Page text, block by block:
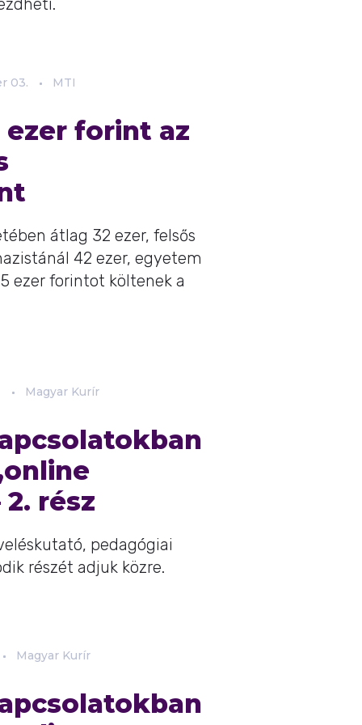
03. MTI
forint az
átlag 32 ezer, felsős
42 ezer, egyetem
ezer forintot költenek a
Magyar Kurír
rész
pedagógiai
részét adjuk közre.
Magyar Kurír